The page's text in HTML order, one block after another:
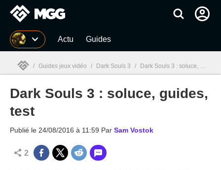
MGG Actu Guides
MGG
/ Guides jeux vidéo / Dark Souls 3 / Dark Souls 3 : soluce, guides, test
Dark Souls 3 : soluce, guides,
test
Publié le 24/08/2016 à 11:59 Par Sam Vostok
2